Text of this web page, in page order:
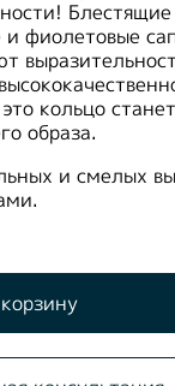
фиолетовые
кольцо
образа.
и смелых